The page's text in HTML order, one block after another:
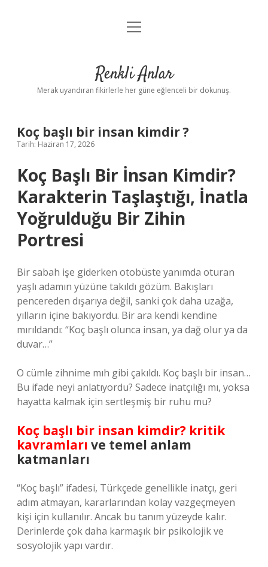
Anasayfa
Yasal Uyarı
menüyü
Renkli Anlar
Merak uyandıran fikirlerle her güne eğlenceli bir dokunuş.
Koç başlı bir insan kimdir ?
Tarih: Haziran 17, 2026
Koç Başlı Bir İnsan Kimdir?
Karakterin Taşlaştığı, İnatla
Yoğrulduğu Bir Zihin
Portresi
Bir sabah işe giderken otobüste yanımda oturan
yaşlı adamın yüzüne takıldı gözüm. Bakışları
pencereden dışarıya değil, sanki çok daha uzağa,
yılların içine bakıyordu. Bir ara kendi kendine
mırıldandı: “Koç başlı olunca insan, ya dağ olur ya da
duvar…”
O cümle zihnime mıh gibi çakıldı. Koç başlı bir insan…
Bu ifade neyi anlatıyordu? Sadece inatçılığı mı, yoksa
hayatta kalmak için sertleşmiş bir ruhu mu?
Koç başlı bir insan kimdir? kritik
kavramları ve temel anlam
katmanları
“Koç başlı” ifadesi, Türkçede genellikle inatçı, geri
adım atmayan, kararlarından kolay vazgeçmeyen
kişi için kullanılır. Ancak bu tanım yüzeyde kalır.
Derinlerde çok daha karmaşık bir psikolojik ve
sosyolojik yapı vardır.